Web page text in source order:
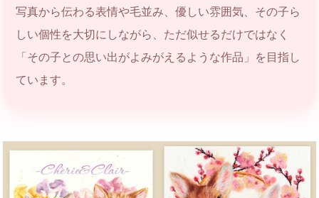
写真から伝わる表情や毛並み、優しい雰囲気、その子ら
しい個性を大切にしながら、ただ似せるだけではなく
「その子との思い出がよみがえるような作品」を目指し
ています。